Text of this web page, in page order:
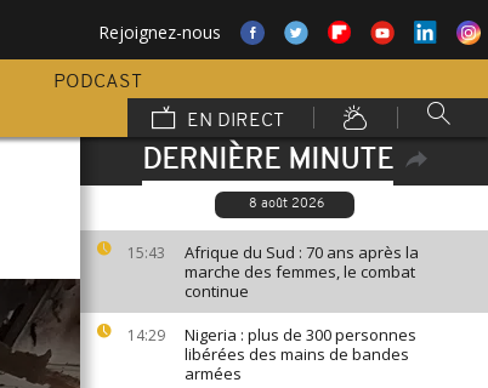
Rejoignez-nous
PODCAST
EN DIRECT
DERNIÈRE MINUTE
8 août 2026
15:43
Afrique du Sud : 70 ans après la
marche des femmes, le combat
continue
14:29
Nigeria : plus de 300 personnes
libérées des mains de bandes
armées